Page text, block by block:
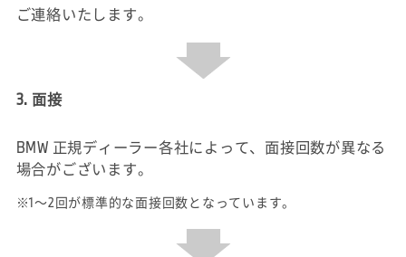
ご連絡いたします。
3. 面接
BMW 正規ディーラー各社によって、面接回数が異なる
場合がございます。
※1～2回が標準的な面接回数となっています。